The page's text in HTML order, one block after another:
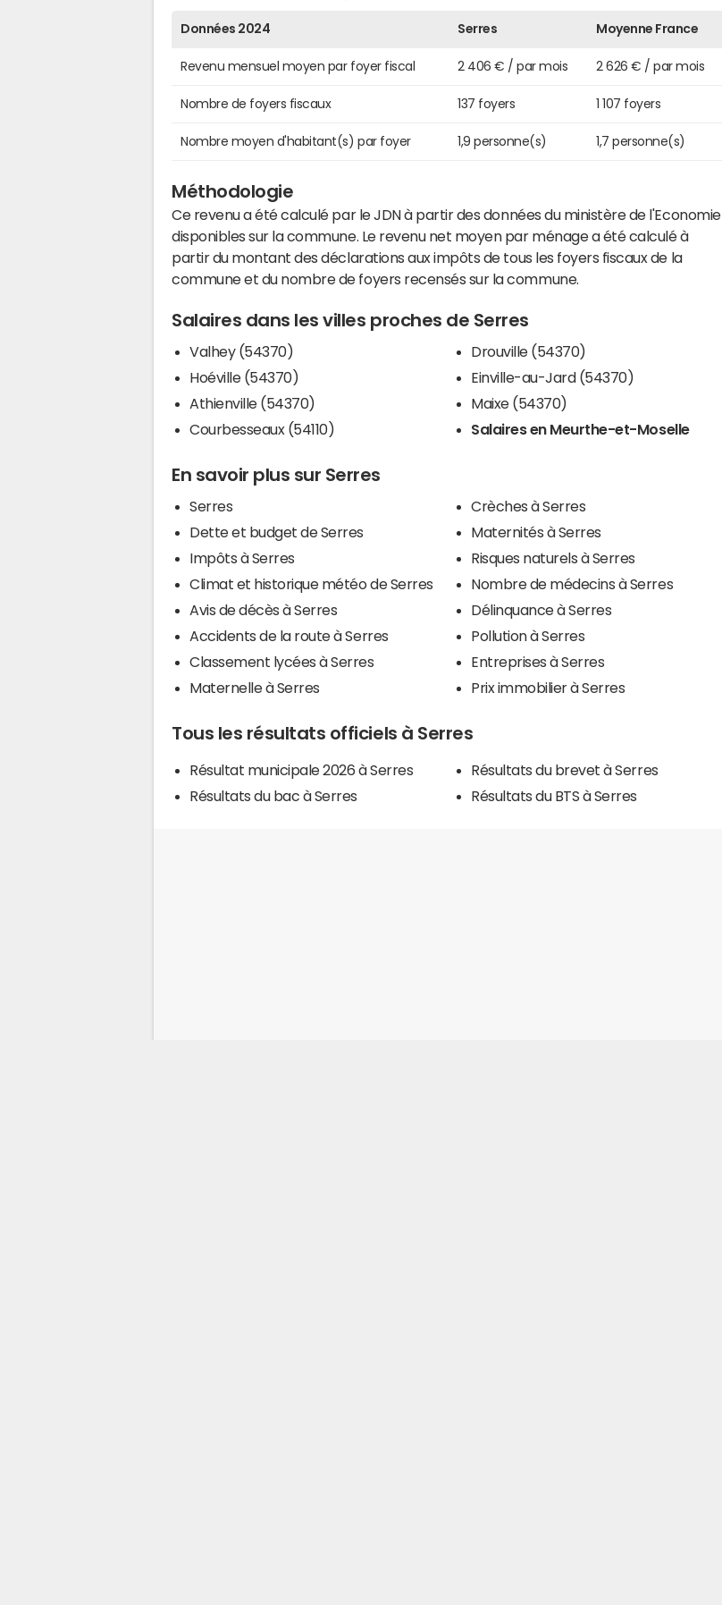
Données 2024 Serres Moyenne France
Revenu mensuel moyen par foyer fiscal 2 406 € / par mois 2 626 € / par mois
Nombre de foyers fiscaux 137 foyers 1 107 foyers
Nombre moyen d'habitant(s) par foyer 1,9 personne(s) 1,7 personne(s)
Méthodologie
Ce revenu a été calculé par le JDN à partir des données du ministère de l'Economie
disponibles sur la commune. Le revenu net moyen par ménage a été calculé à
partir du montant des déclarations aux impôts de tous les foyers fiscaux de la
commune et du nombre de foyers recensés sur la commune.
Salaires dans les villes proches de Serres
Valhey (54370)
Hoéville (54370)
Athienville (54370)
Courbesseaux (54110)
Drouville (54370)
Einville-au-Jard (54370)
Maixe (54370)
Salaires en Meurthe-et-Moselle
En savoir plus sur Serres
Serres
Dette et budget de Serres
Impôts à Serres
Climat et historique météo de Serres
Avis de décès à Serres
Accidents de la route à Serres
Classement lycées à Serres
Maternelle à Serres
Crèches à Serres
Maternités à Serres
Risques naturels à Serres
Nombre de médecins à Serres
Délinquance à Serres
Pollution à Serres
Entreprises à Serres
Prix immobilier à Serres
Tous les résultats officiels à Serres
Résultat municipale 2026 à Serres
Résultats du bac à Serres
Résultats du brevet à Serres
Résultats du BTS à Serres